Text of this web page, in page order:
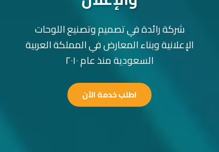
شركة رائدة في تصميم وتصنيع اللوحات
الإعلانية وبناء المعارض في المملكة العربية
السعودية منذ عام ٢٠١٠
اطلب خدمة الآن